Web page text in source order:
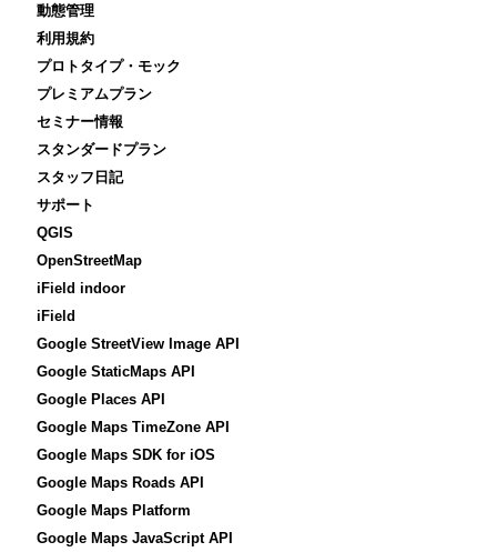
動態管理
利用規約
プロトタイプ・モック
プレミアムプラン
セミナー情報
スタンダードプラン
スタッフ日記
サポート
QGIS
OpenStreetMap
iField indoor
iField
Google StreetView Image API
Google StaticMaps API
Google Places API
Google Maps TimeZone API
Google Maps SDK for iOS
Google Maps Roads API
Google Maps Platform
Google Maps JavaScript API